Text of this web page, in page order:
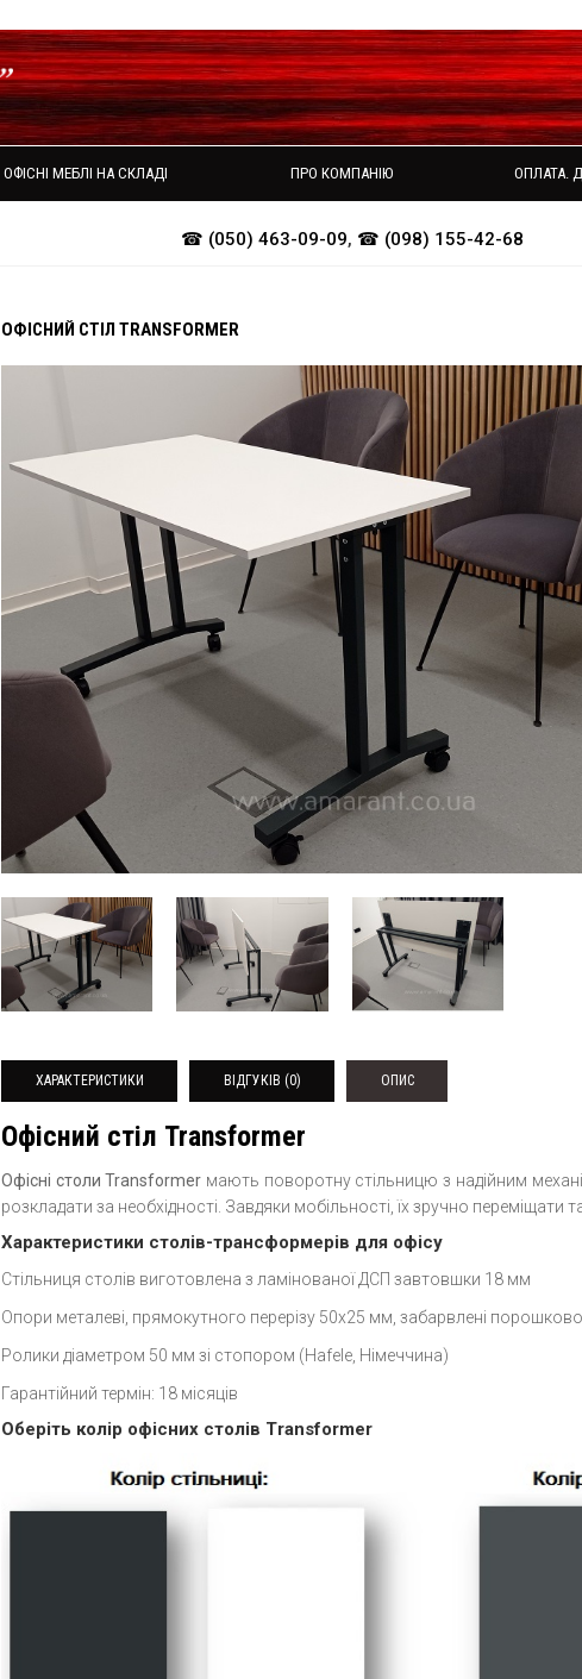
ОФІСНІ МЕБЛІ НА СКЛАДІ ПРО КОМПАНІЮ ОПЛАТА.
☎ (050) 463-09-09, ☎ (098) 155-42-68
ОФІСНИЙ СТІЛ TRANSFORMER
ХАРАКТЕРИСТИКИ ВІДГУКІВ (0) ОПИС
Офісний стіл Transformer
Офісні столи Transformer мають поворотну стільницю з надійним
розкладати за необхідності. Завдяки мобільності, їх зручно переміщати
Характеристики столів-трансформерів для офісу
Стільниця столів виготовлена з ламінованої ДСП завтовшки 18 мм
Опори металеві, прямокутного перерізу 50х25 мм, забарвлені
Ролики діаметром 50 мм зі стопором (Hafele, Німеччина)
Гарантійний термін: 18 місяців
Оберіть колір офісних столів Transformer